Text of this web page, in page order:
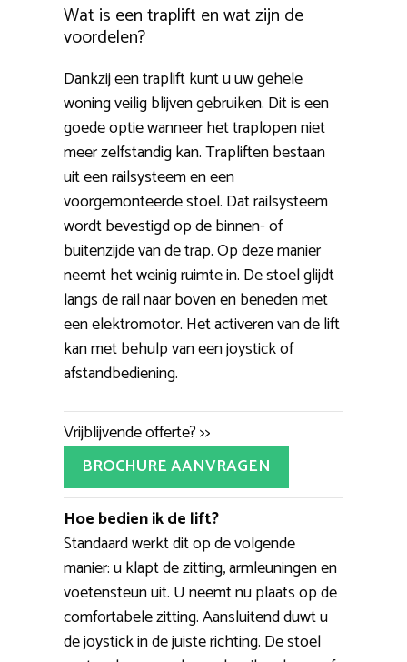
Wat is een traplift en wat zijn de
voordelen?
Dankzij een traplift kunt u uw gehele
woning veilig blijven gebruiken. Dit is een
goede optie wanneer het traplopen niet
meer zelfstandig kan. Trapliften bestaan
uit een railsysteem en een
voorgemonteerde stoel. Dat railsysteem
wordt bevestigd op de binnen- of
buitenzijde van de trap. Op deze manier
neemt het weinig ruimte in. De stoel glijdt
langs de rail naar boven en beneden met
een elektromotor. Het activeren van de lift
kan met behulp van een joystick of
afstandbediening.
Vrijblijvende offerte? >>
BROCHURE AANVRAGEN
Hoe bedien ik de lift?
Standaard werkt dit op de volgende
manier: u klapt de zitting, armleuningen en
voetensteun uit. U neemt nu plaats op de
comfortabele zitting. Aansluitend duwt u
de joystick in de juiste richting. De stoel